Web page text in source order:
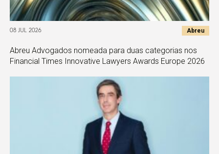
08 JUL 2026 Abreu
Abreu Advogados nomeada para duas categorias nos
Financial Times Innovative Lawyers Awards Europe 2026